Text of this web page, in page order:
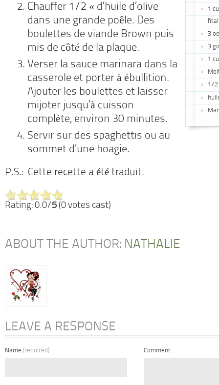
1
3
3
1
1/2
Chauffer 1/2 « d’huile d’olive
dans une grande poêle. Des
boulettes de viande Brown puis
mis de côté de la plaque.
Verser la sauce marinara dans la
casserole et porter à ébullition.
Ajouter les boulettes et laisser
mijoter jusqu’à cuisson
complète, environ 30 minutes.
Servir sur des spaghettis ou au
sommet d’une hoagie.
P.S.: Cette recette a été traduit.
Rating: 0.0/5 (0 votes cast)
ABOUT THE AUTHOR: NATHALIE
LEAVE A RESPONSE
Name (required) Comment